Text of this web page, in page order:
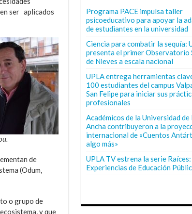
ser aplicados
de
(Odum,
o grupo de
y que
Programa PACE impulsa taller
psicoeducativo para apoyar la
de estudiantes en la universidad
Ciencia para combatir la sequía:
presenta el primer Observatorio
de Nieves a escala nacional
UPLA entrega herramientas
100 estudiantes del campus
San Felipe para iniciar sus
profesionales
Académicos de la Universidad de
Ancha contribuyeron a la
internacional de «Cuentos
algo más»
UPLA TV estrena la serie Raíces:
Experiencias de Educación